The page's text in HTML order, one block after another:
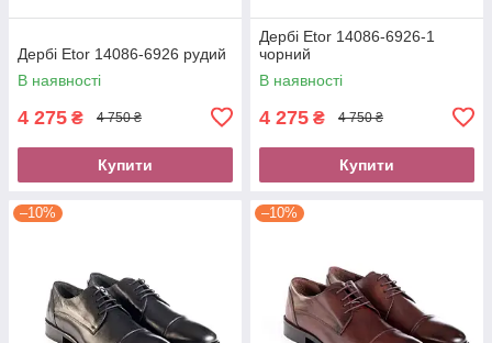
Дербі Etor 14086-6926 рудий
В наявності
4 275 ₴ 4 750 ₴
Купити
Дербі Etor 14086-6926-1
чорний
В наявності
4 275 ₴ 4 750 ₴
Купити
–10% –10%